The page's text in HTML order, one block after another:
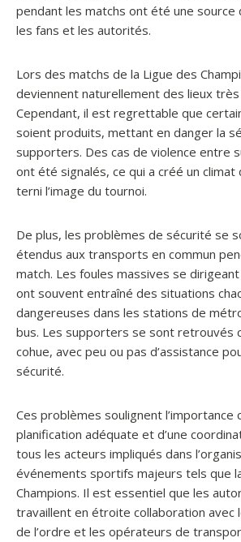
pendant les matchs ont été une source
les fans et les autorités.
Lors des matchs de la Ligue des
deviennent naturellement des lieux
Cependant, il est regrettable que
soient produits, mettant en danger la
supporters. Des cas de violence entre
ont été signalés, ce qui a créé un climat
terni l’image du tournoi.
De plus, les problèmes de sécurité se
étendus aux transports en commun
match. Les foules massives se
ont souvent entraîné des situations
dangereuses dans les stations de
bus. Les supporters se sont retrouvés
cohue, avec peu ou pas d’assistance
sécurité.
Ces problèmes soulignent l’importance
planification adéquate et d’une
tous les acteurs impliqués dans
événements sportifs majeurs tels que
Champions. Il est essentiel que les
travaillent en étroite collaboration avec
de l’ordre et les opérateurs de